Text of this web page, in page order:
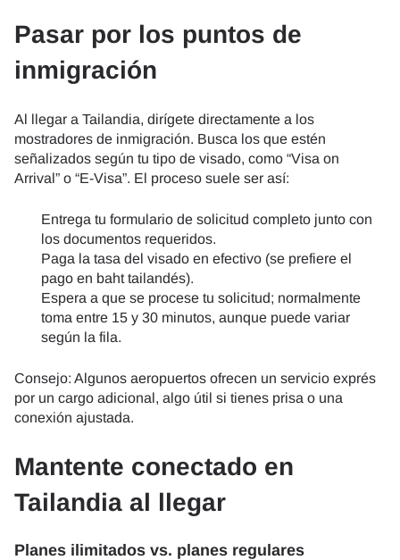
Pasar por los puntos de
inmigración
Al llegar a Tailandia, dirígete directamente a los
mostradores de inmigración. Busca los que estén
señalizados según tu tipo de visado, como “Visa on
Arrival” o “E-Visa”. El proceso suele ser así:
Entrega tu formulario de solicitud completo junto con
los documentos requeridos.
Paga la tasa del visado en efectivo (se prefiere el
pago en baht tailandés).
Espera a que se procese tu solicitud; normalmente
toma entre 15 y 30 minutos, aunque puede variar
según la fila.
Consejo: Algunos aeropuertos ofrecen un servicio exprés
por un cargo adicional, algo útil si tienes prisa o una
conexión ajustada.
Mantente conectado en
Tailandia al llegar
Planes ilimitados vs. planes regulares